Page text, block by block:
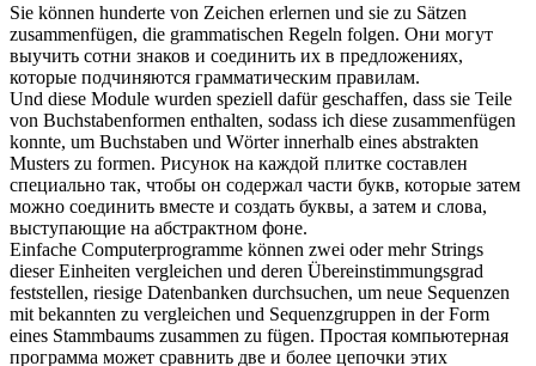
Sie können hunderte von Zeichen erlernen und sie zu Sätzen
zusammenfügen, die grammatischen Regeln folgen. Они могут
выучить сотни знаков и соединить их в предложениях,
которые подчиняются грамматическим правилам.
Und diese Module wurden speziell dafür geschaffen, dass sie Teile
von Buchstabenformen enthalten, sodass ich diese zusammenfügen
konnte, um Buchstaben und Wörter innerhalb eines abstrakten
Musters zu formen. Рисунок на каждой плитке составлен
специально так, чтобы он содержал части букв, которые затем
можно соединить вместе и создать буквы, а затем и слова,
выступающие на абстрактном фоне.
Einfache Computerprogramme können zwei oder mehr Strings
dieser Einheiten vergleichen und deren Übereinstimmungsgrad
feststellen, riesige Datenbanken durchsuchen, um neue Sequenzen
mit bekannten zu vergleichen und Sequenzgruppen in der Form
eines Stammbaums zusammen zu fügen. Простая компьютерная
программа может сравнить две и более цепочки этих